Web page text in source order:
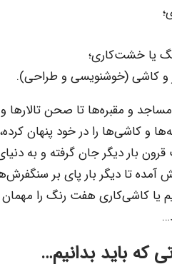
یا خشت‌کاری؛
و کاشی (خوشنویسی و طراحی).
و مقبره‌ها تا صحن تالارها و
و کاشی‌ها را در خود پنهان
بار دیگر جان گرفته و به دنیای
آمده تا دیگر بار پای بر
یا کاشی‌کاری هفت رنگ را مهمان
که باید بدانیم…